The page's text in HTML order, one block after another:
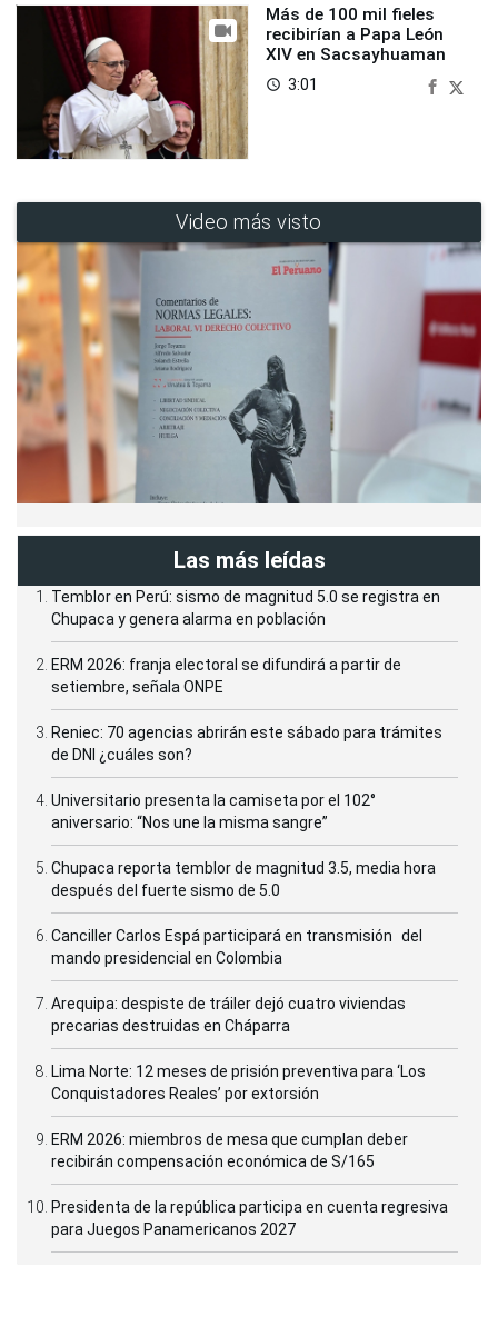
Más de 100 mil fieles
recibirían a Papa León
XIV en Sacsayhuaman
access_time 3:01
Video más visto
Las más leídas
Temblor en Perú: sismo de magnitud 5.0 se registra en
Chupaca y genera alarma en población
ERM 2026: franja electoral se difundirá a partir de
setiembre, señala ONPE
Reniec: 70 agencias abrirán este sábado para trámites
de DNI ¿cuáles son?
Universitario presenta la camiseta por el 102°
aniversario: “Nos une la misma sangre”
Chupaca reporta temblor de magnitud 3.5, media hora
después del fuerte sismo de 5.0
Canciller Carlos Espá participará en transmisión del
mando presidencial en Colombia
Arequipa: despiste de tráiler dejó cuatro viviendas
precarias destruidas en Cháparra
Lima Norte: 12 meses de prisión preventiva para ‘Los
Conquistadores Reales’ por extorsión
ERM 2026: miembros de mesa que cumplan deber
recibirán compensación económica de S/165
Presidenta de la república participa en cuenta regresiva
para Juegos Panamericanos 2027